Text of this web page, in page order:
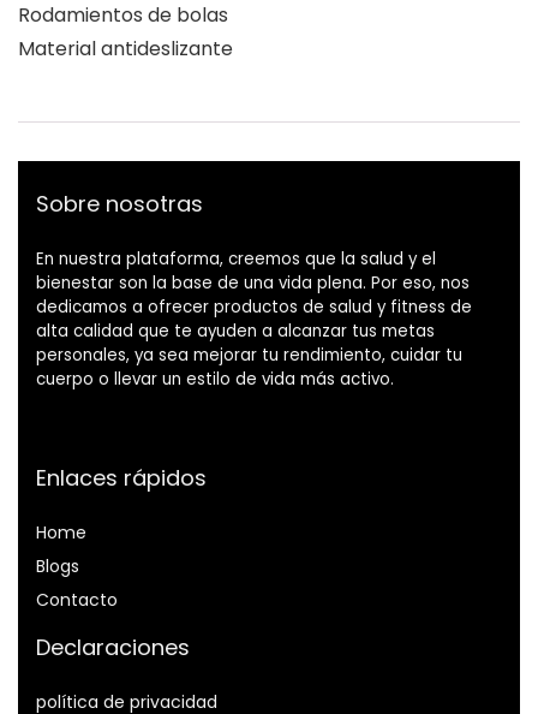
Rodamientos de bolas
Material antideslizante
Sobre nosotras
En nuestra plataforma, creemos que la salud y el
bienestar son la base de una vida plena. Por eso, nos
dedicamos a ofrecer productos de salud y fitness de
alta calidad que te ayuden a alcanzar tus metas
personales, ya sea mejorar tu rendimiento, cuidar tu
cuerpo o llevar un estilo de vida más activo.
Enlaces rápidos
Home
Blogs
Contacto
Declaraciones
política de privacidad